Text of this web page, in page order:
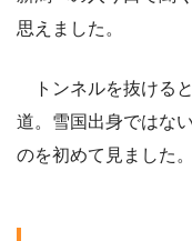
思えました。
トンネルを抜ける
道。雪国出身ではな
のを初めて見ました。